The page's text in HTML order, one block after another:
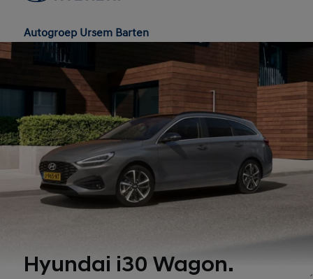
Autogroep Ursem Barten
Menu
Hyundai i30 Wagon.